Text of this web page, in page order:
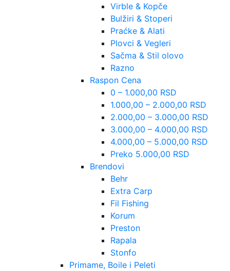
Virble & Kopče
Bulžiri & Stoperi
Praćke & Alati
Plovci & Vegleri
Sačma & Stil olovo
Razno
Raspon Cena
0 – 1.000,00 RSD
1.000,00 – 2.000,00 RSD
2.000,00 – 3.000,00 RSD
3.000,00 – 4.000,00 RSD
4.000,00 – 5.000,00 RSD
Preko 5.000,00 RSD
Brendovi
Behr
Extra Carp
Fil Fishing
Korum
Preston
Rapala
Stonfo
Primame, Boile i Peleti